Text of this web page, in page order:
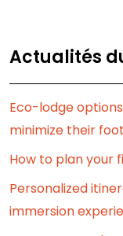
Actualités
Eco-lodge
minimize their
How to plan your
Personalized
immersion